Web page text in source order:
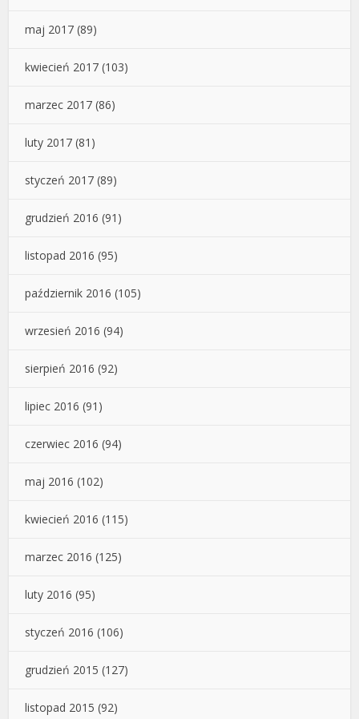
maj 2017 (89)
kwiecień 2017 (103)
marzec 2017 (86)
luty 2017 (81)
styczeń 2017 (89)
grudzień 2016 (91)
listopad 2016 (95)
październik 2016 (105)
wrzesień 2016 (94)
sierpień 2016 (92)
lipiec 2016 (91)
czerwiec 2016 (94)
maj 2016 (102)
kwiecień 2016 (115)
marzec 2016 (125)
luty 2016 (95)
styczeń 2016 (106)
grudzień 2015 (127)
listopad 2015 (92)